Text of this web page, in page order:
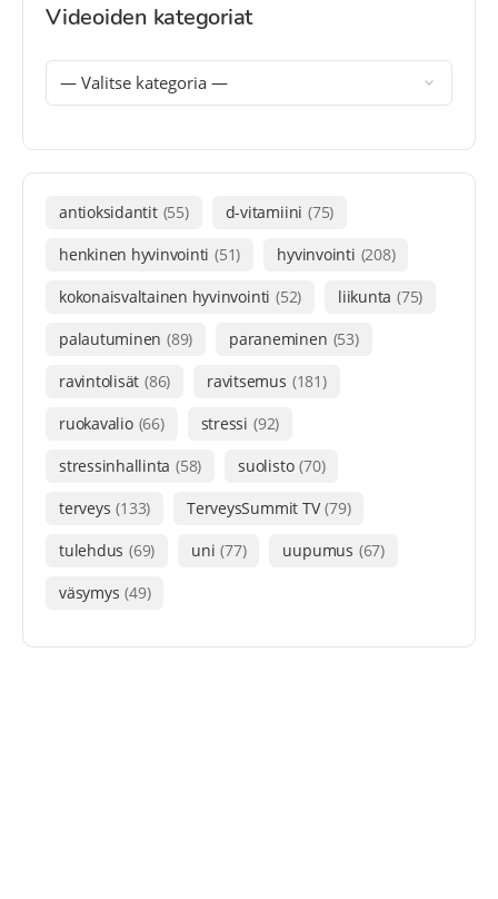
Videoiden kategoriat
antioksidantit (55) d-vitamiini (75)
henkinen hyvinvointi (51) hyvinvointi (208)
kokonaisvaltainen hyvinvointi (52) liikunta (75)
palautuminen (89) paraneminen (53)
ravintolisät (86) ravitsemus (181)
ruokavalio (66) stressi (92)
stressinhallinta (58) suolisto (70)
terveys (133) TerveysSummit TV (79)
tulehdus (69) uni (77) uupumus (67)
väsymys (49)